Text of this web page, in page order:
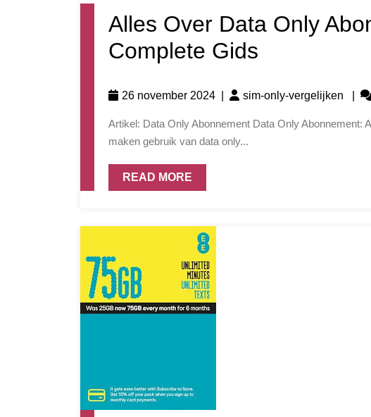
Alles Over Data Only
Complete Gids
26 november 2024 sim-only-vergelijken
Artikel: Data Only Abonnement Data Only Abonnement: Alles Wat Je Moet Weten Steeds meer mensen
maken gebruik van data only...
READ MORE